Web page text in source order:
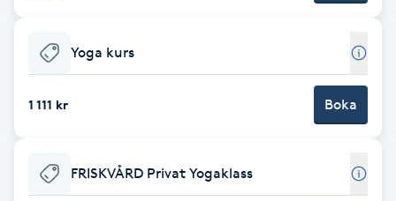
Funktionsanalys
Färgning
G
Gel naglar
Yoga kurs
1 111 kr Boka
FRISKVÅRD Privat Yogaklass